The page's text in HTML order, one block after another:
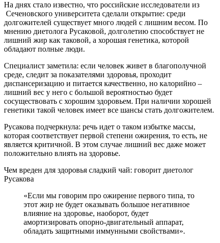
На днях стало известно, что российские исследователи из
Сеченовского университета сделали открытие: среди
долгожителей существует много людей с лишним весом. По
мнению диетолога Русаковой, долголетию способствует не
лишний жир как таковой, а хорошая генетика, которой
обладают полные люди.
Специалист заметила: если человек живет в благополучной
среде, следит за показателями здоровья, проходит
диспансеризацию и питается качественно, но калорийно –
лишний вес у него с большой вероятностью будет
сосуществовать с хорошим здоровьем. При наличии хорошей
генетики такой человек имеет все шансы стать долгожителем.
Русакова подчеркнула: речь идет о таком избытке массы,
которая соответствует первой степени ожирения, то есть, не
является критичной. В этом случае лишний вес даже может
положительно влиять на здоровье.
Чем вреден для здоровья сладкий чай: говорит диетолог
Русакова
«Если мы говорим про ожирение первого типа, то
этот жир не будет оказывать большое негативное
влияние на здоровье, наоборот, будет
амортизировать опорно-двигательный аппарат,
обладать защитными иммунными свойствами».